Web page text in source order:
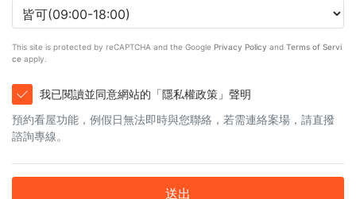
This site is protected by reCAPTCHA and the Google Privacy Policy and Terms of Servi
ce apply.
我已閱讀並同意網站的「隱私權政策」聲明
預約看屋功能，例假日無法即時與您聯絡，若需連絡案場，請直撥
諮詢專線。
送出